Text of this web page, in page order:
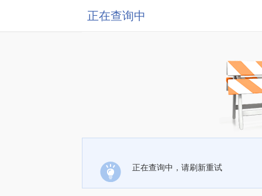
正在查询中
正在查询中，请刷新重试